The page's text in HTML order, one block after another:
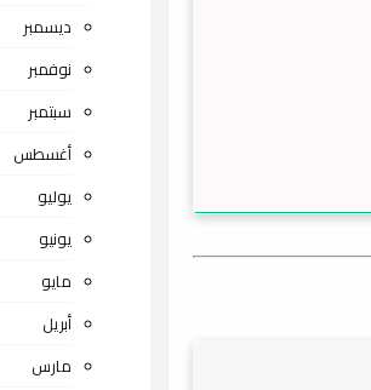
ديسمبر
نوفمبر
سبتمبر
أغسطس
يوليو
يونيو
مايو
أبريل
مارس